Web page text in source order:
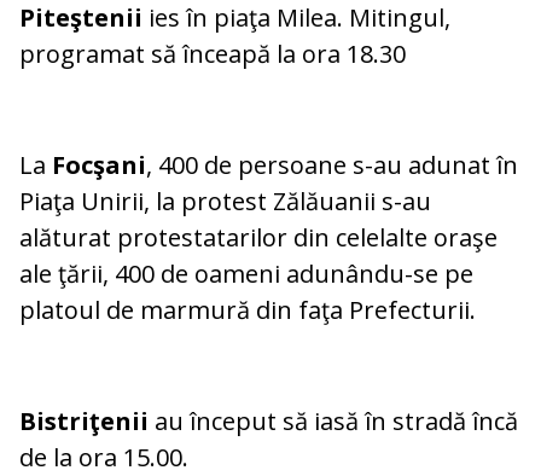
Piteştenii ies în piaţa Milea. Mitingul,
programat să înceapă la ora 18.30
La Focşani, 400 de persoane s-au adunat în
Piaţa Unirii, la protest Zălăuanii s-au
alăturat protestatarilor din celelalte oraşe
ale ţării, 400 de oameni adunându-se pe
platoul de marmură din faţa Prefecturii.
Bistriţenii au început să iasă în stradă încă
de la ora 15.00.